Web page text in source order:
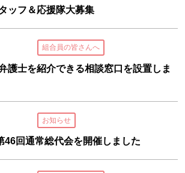
ッフ＆応援隊大募集
組合員の皆さんへ
護士を紹介できる相談窓口を設置しま
お知らせ
46回通常総代会を開催しました